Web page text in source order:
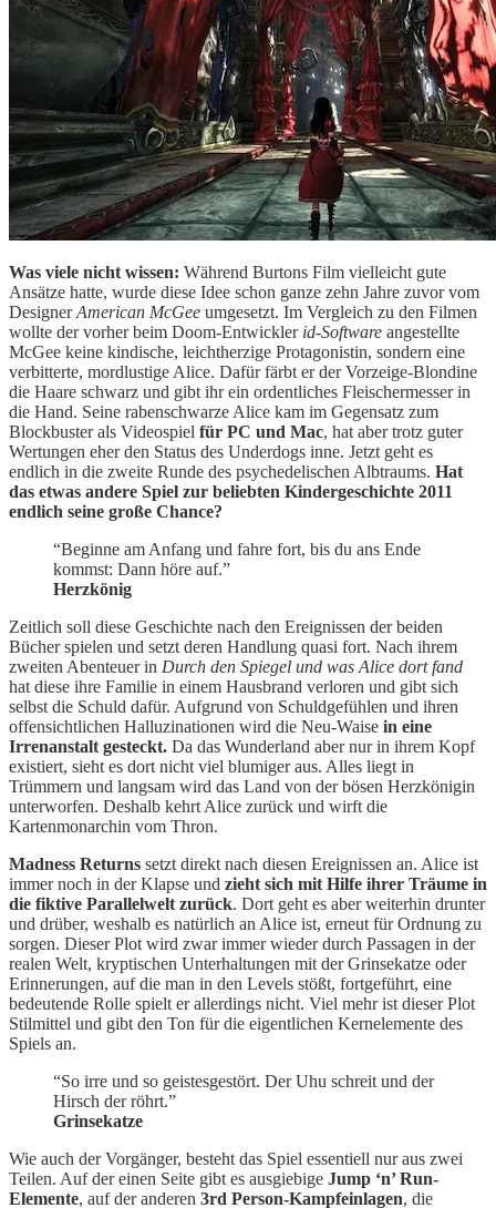
Was viele nicht wissen: Während Burtons Film vielleicht gute
Ansätze hatte, wurde diese Idee schon ganze zehn Jahre zuvor vom
DesignerAmerican McGee umgesetzt. Im Vergleich zu den Filmen
wollte der vorher beim Doom-Entwicklerid-Software angestellte
McGee keine kindische, leichtherzige Protagonistin, sondern eine
verbitterte, mordlustige Alice. Dafür färbt er der Vorzeige-Blondine
die Haare schwarz und gibt ihr ein ordentliches Fleischermesser in
die Hand. Seine rabenschwarze Alice kam im Gegensatz zum
Blockbuster als Videospiel für PC und Mac, hat aber trotz guter
Wertungen eher den Status des Underdogs inne. Jetzt geht es
endlich in die zweite Runde des psychedelischen Albtraums. Hat
das etwas andere Spiel zur beliebten Kindergeschichte 2011
endlich seine große Chance?
“Beginne am Anfang und fahre fort, bis du ans Ende
kommst: Dann höre auf.”
Herzkönig
Zeitlich soll diese Geschichte nach den Ereignissen der beiden
Bücher spielen und setzt deren Handlung quasi fort. Nach ihrem
zweiten Abenteuer in Durch den Spiegel und was Alice dort fand
hat diese ihre Familie in einem Hausbrand verloren und gibt sich
selbst die Schuld dafür. Aufgrund von Schuldgefühlen und ihren
offensichtlichen Halluzinationen wird die Neu-Waise in eine
Irrenanstalt gesteckt. Da das Wunderland aber nur in ihrem Kopf
existiert, sieht es dort nicht viel blumiger aus. Alles liegt in
Trümmern und langsam wird das Land von der bösen Herzkönigin
unterworfen. Deshalb kehrt Alice zurück und wirft die
Kartenmonarchin vom Thron.
Madness Returns setzt direkt nach diesen Ereignissen an. Alice ist
immer noch in der Klapse und zieht sich mit Hilfe ihrer Träume in
die fiktive Parallelwelt zurück. Dort geht es aber weiterhin drunter
und drüber, weshalb es natürlich an Alice ist, erneut für Ordnung zu
sorgen. Dieser Plot wird zwar immer wieder durch Passagen in der
realen Welt, kryptischen Unterhaltungen mit der Grinsekatze oder
Erinnerungen, auf die man in den Levels stößt, fortgeführt, eine
bedeutende Rolle spielt er allerdings nicht. Viel mehr ist dieser Plot
Stilmittel und gibt den Ton für die eigentlichen Kernelemente des
Spiels an.
“So irre und so geistesgestört. Der Uhu schreit und der
Hirsch der röhrt.”
Grinsekatze
Wie auch der Vorgänger, besteht das Spiel essentiell nur aus zwei
Teilen. Auf der einen Seite gibt es ausgiebige Jump ‘n’ Run-
Elemente, auf der anderen 3rd Person-Kampfeinlagen, die